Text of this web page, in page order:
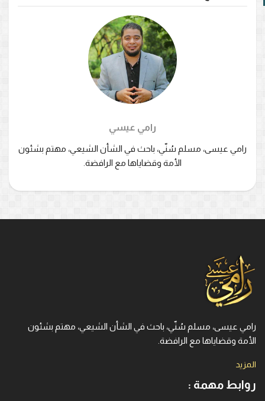
رامي عيسي
رامي عيسى، مسلم سُنّي، باحث في الشأن الشيعي، مهتم بشئون
الأمة وقضاياها مع الرافضة.
رامي عيسى، مسلم سُنّي، باحث في الشأن الشيعي، مهتم بشئون
الأمة وقضاياها مع الرافضة.
المزيد
روابط مهمة :